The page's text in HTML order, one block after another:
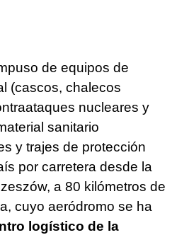
de equipos de
(cascos, chalecos
nucleares y
sanitario
y trajes de protección
por carretera desde la
a 80 kilómetros de
cuyo aeródromo se ha
logístico de la